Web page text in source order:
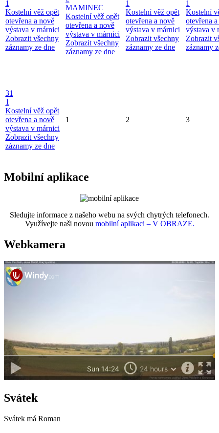
1
Kostelní věž opět
otevřena a nově
výstava v márnici
Zobrazit všechny
záznamy ze dne
MAMINEC
Kostelní věž opět
otevřena a nově
výstava v márnici
Zobrazit všechny
záznamy ze dne
1
Kostelní věž opět
otevřena a nově
výstava v márnici
Zobrazit všechny
záznamy ze dne
1
Kostelní
otevřena
výstava v
Zobrazit
záznamy
31
1
Kostelní věž opět
otevřena a nově
výstava v márnici
Zobrazit všechny
záznamy ze dne
1 2 3
Mobilní aplikace
Sledujte informace z našeho webu na svých chytrých telefonech.
Využívejte naši novou mobilní aplikaci – V OBRAZE.
Webkamera
Svátek
Svátek má Roman